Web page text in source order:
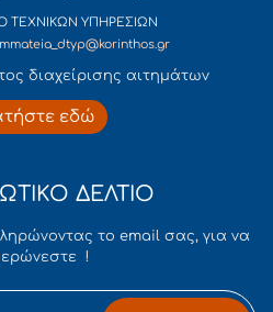
ΤΕΧΝΙΚΩΝ ΥΠΗΡΕΣΙΩΝ
διαχείρισης αιτημάτων
εδώ
ΔΕΛΤΙΟ
το email σας, για να
!